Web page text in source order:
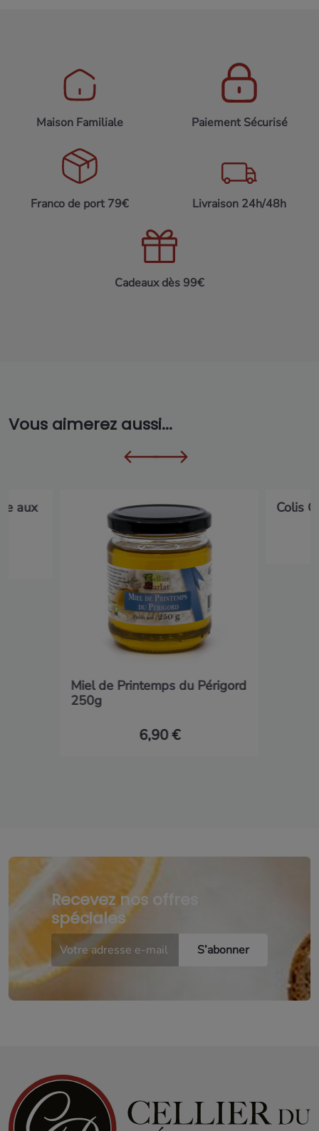
Maison Familiale Paiement Sécurisé
Franco de port 79€ Livraison 24h/48h
Cadeaux dès 99€
Vous aimerez aussi...
aux
Miel de Printemps du Périgord
250g
6,90 €
Colis
Recevez nos offres
spéciales